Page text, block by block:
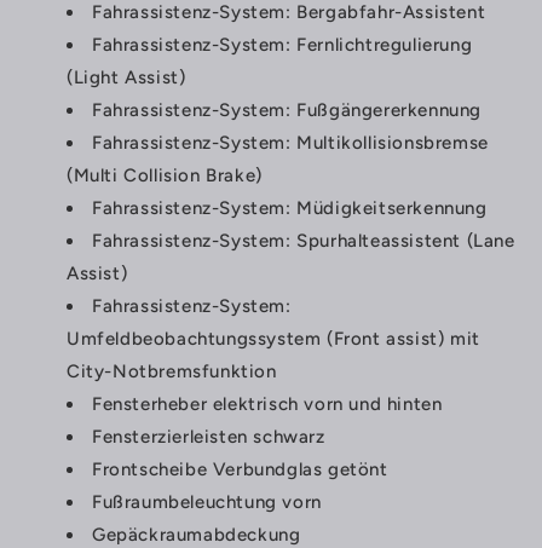
Fahrassistenz-System: Bergabfahr-Assistent
Fahrassistenz-System: Fernlichtregulierung
(Light Assist)
Fahrassistenz-System: Fußgängererkennung
Fahrassistenz-System: Multikollisionsbremse
(Multi Collision Brake)
Fahrassistenz-System: Müdigkeitserkennung
Fahrassistenz-System: Spurhalteassistent (Lane
Assist)
Fahrassistenz-System:
Umfeldbeobachtungssystem (Front assist) mit
City-Notbremsfunktion
Fensterheber elektrisch vorn und hinten
Fensterzierleisten schwarz
Frontscheibe Verbundglas getönt
Fußraumbeleuchtung vorn
Gepäckraumabdeckung